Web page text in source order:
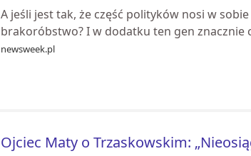
A jeśli jest tak, że część polityków nosi w
brakoróbstwo? I w dodatku ten gen znacznie
newsweek.pl
Ojciec Maty o Trzaskowskim: